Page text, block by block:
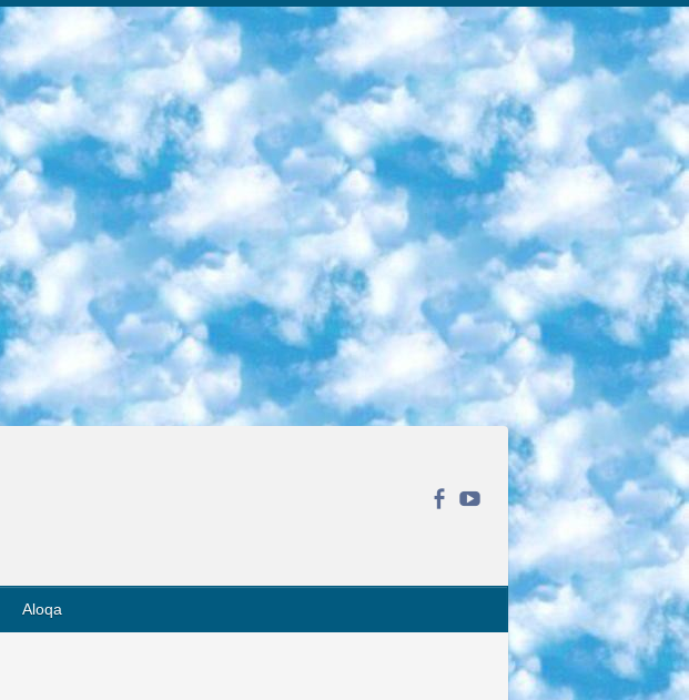
бесплатно. 1. «ИНТУИТ» Старейшая образовательная площадка Рунета. Здесь вы найдёте сотни текстовых и видеокурсов на десятки различных тем — от программирования до психологии. Многие курсы подготовлены российскими университетами и крупными международными компаниями вроде Intel и Microsoft. Самостоятельное обучение бесплатное, но желающие могут оплатить услуги персональных наставников. 2. «Смартия» знакомит с актуальными профессиями и подсказывает, как им обучаться. Выбрав заинтересовавшую вас специальность — SMM-специалист, фотограф, веб-дизайнер или другую, — увидите список необходимых для неё умений. Чтобы вы могли освоить их самостоятельно, для каждого умения площадка отображает подборку ссылок на учебные материалы. Хотя «Смартия» ориентируется на русскоязычную аудиторию, часть контента всё же доступна только на английском. 3. «Лекторий Физтеха» Проект Московского физико-технического института (Физтеха). С его помощью вы можете смотреть онлайн серии лекций, записанные на видео в этом вузе. В числе доступных предметов — физика, биология, химия, информационные технологии и другие. К некоторым лекциям администрация ресурса прилагает готовые конспекты, которые можно скачивать в PDF-формате. 4. ITMOcourses Онлайн-площадка Санкт-Петербургского национального исследовательского университета информационных технологий, механики и оптики (ИТМО). Ресурс предоставляет свободный доступ к курсам, разработанным в этом вузе. Каталог материалов разбит на четыре категории: «Оптические системы и технологии», «Приборостроение и робототехника», «Информационные технологии» и «Биотехнологии». Курсы состоят из видеолекций, интерактивных демонстраций и заданий. 5. «КиберЛенинка» Электронная научная библиотека открытого доступа. Каталог площадки регулярно обрастает текстами статей из различных научных изданий. Сгруппированные по журналам и рубрикам публикации можно читать онлайн или скачивать целиком в PDF-формате. Проект нацелен на популяризацию науки за счёт открытого доступа к качественной информации. 6. «ПостНаука» На этом ресурсе публикуют подборки видеолекций, составленные экспертами из разных отраслей и объединённые общими темами. Среди них, к примеру, есть серии «Биоинформатика и геномика», «Культура средневековой Скандинавии» и Cinema Studies о теории кино. Каждая подборка лекций — логически связанная история, рассказанная экспертом от первого лица. Кроме того, на сайте появляются научно-образовательные статьи и тесты на разные темы. 7. «Newочём» Команда проекта «Newочём» отбирает самые интересные тексты из англоязычных СМИ и переводит те из них, за которые голосуют участники сообщества «ВКонтакте». По большей части это научно-популярные статьи. Редакторы придумывают лишь заголовки, в остальном содержание переводов соответствует оригиналам. Полные тексты можно читать прямо в социальной сети. 8. InternetUrok Онлайн-база материалов по основным дисциплинам школьной программы. Информация на сайте структурирована по классам, предметам и темам (урокам). Каждый урок состоит из видеолекций и конспектов. Есть также интерактивные тренажёры и тесты для закрепления пройденного материала. Даже если вы давно окончили школу, возможность повторить программу старших классов всегда может пригодиться. 9. Edutainme Ещё один ресурс об образовании. В отличие от Newtonew, как мне кажется, Edutainme больше ориентируется на представителей индустрии: педагогов, предпринимателей, разработчиков образовательных проектов. Но и любой, кто просто стремится к саморазвитию, найдёт на сайте много полезного и интересного для себя. Например, информацию о новых курсах и образовательных сервисах. 10. Newtonew Онлайн-медиа об образовании и обучении в широком смысле. Авторы Newtonew пишут об инструментах, заведениях, тактиках и стратегиях, которые помогают учить других и получать новые знания самостоятельно. На этой площадке вы найдёте новости, обзоры, аналитические мат
Aloqa